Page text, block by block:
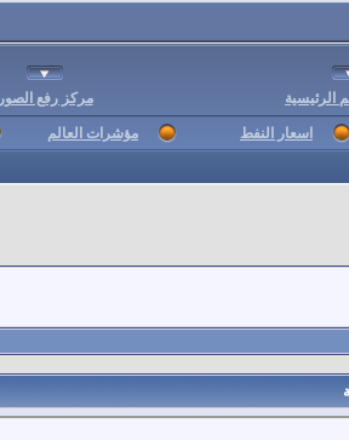
الرئيسية مركز رفع الصور
اسعار النفط مؤشرات العالم